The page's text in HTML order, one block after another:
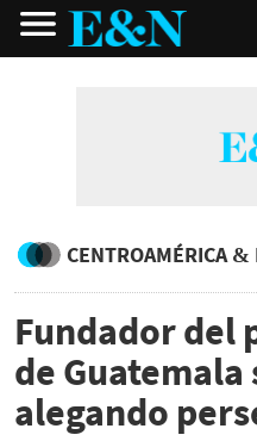
CENTROAMÉRICA &
Fundador del
de Guatemala
alegando